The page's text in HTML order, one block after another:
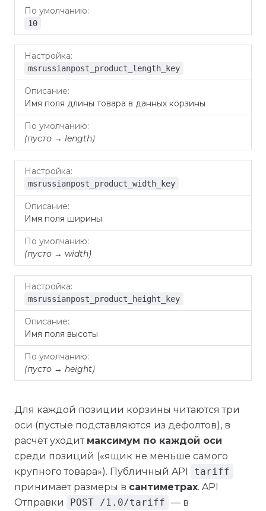
10
msrussianpost_product_length_key
Имя поля длины товара в данных корзины
(пусто → length)
msrussianpost_product_width_key
Имя поля ширины
(пусто → width)
msrussianpost_product_height_key
Имя поля высоты
(пусто → height)
Для каждой позиции корзины читаются три
оси (пустые подставляются из дефолтов), в
расчёт уходит максимум по каждой оси
среди позиций («ящик не меньше самого
крупного товара»). Публичный API
tariff
принимает размеры в сантиметрах. API
Отправки
POST /1.0/tariff — в